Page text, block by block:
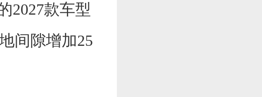
2027款车型
间隙增加25